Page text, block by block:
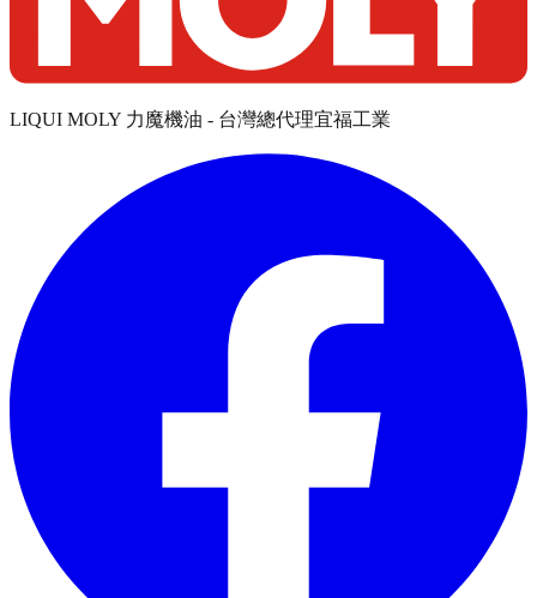
LIQUI MOLY 力魔機油 - 台灣總代理宜福工業